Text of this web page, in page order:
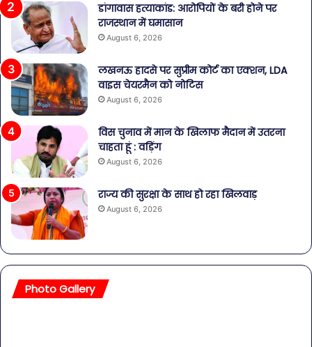
डांगावास हत्याकांड: आरोपियों के बरी होने पर
राजस्थान में घमासान
August 6, 2026
लखनऊ हादसे पर सुप्रीम कोर्ट का एक्शन, LDA
वाइस चेयरमैन को नोटिस
August 6, 2026
विस चुनाव में मान के खिलाफ मैदान में उतरना
चाहता हूं : वड़िंग
August 6, 2026
राज्य की सुरक्षा के साथ हो रहा खिलवाड़
August 6, 2026
Photo Gallery